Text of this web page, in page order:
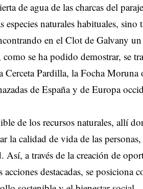
de agua de las charcas del
naturales habituales,
en el Clot de Galvany
se ha podido demostrar, se
Cerceta Pardilla, la Focha Moruna
de España y de Europa
de los recursos naturales, allí
la calidad de vida de las
a través de la creación de
destacadas, se posiciona